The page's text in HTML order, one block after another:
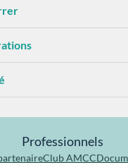
Professionnels
Club AMCC